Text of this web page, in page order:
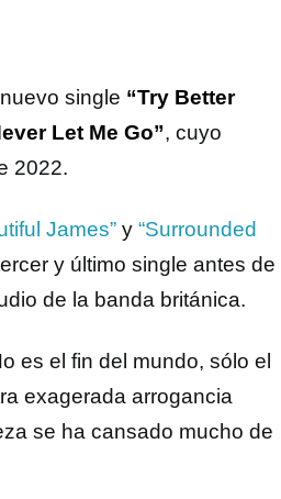
single “Try Better
Let Me Go”, cuyo
2022.
James” y “Surrounded
y último single antes de
de la banda británica.
es el fin del mundo, sólo el
exagerada arrogancia
se ha cansado mucho de